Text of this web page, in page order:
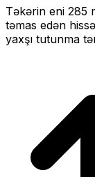
Təkərin eni 285
təmas edən
yaxşı tutunma